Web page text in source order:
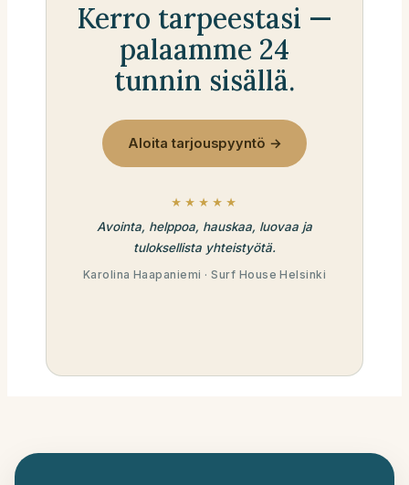
Kerro tarpeestasi —
palaamme 24
tunnin sisällä.
Aloita tarjouspyyntö →
★★★★★
Avointa, helppoa, hauskaa, luovaa ja
tuloksellista yhteistyötä.
Karolina Haapaniemi · Surf House Helsinki